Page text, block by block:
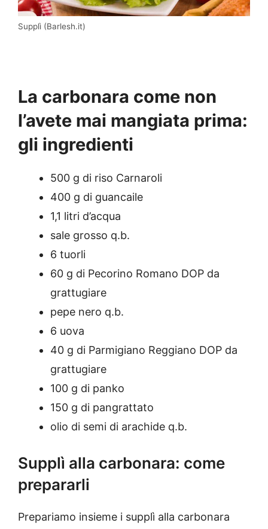
Supplì (Barlesh.it)
La carbonara come non
l’avete mai mangiata prima:
gli ingredienti
500 g di riso Carnaroli
400 g di guancaile
1,1 litri d’acqua
sale grosso q.b.
6 tuorli
60 g di Pecorino Romano DOP da
grattugiare
pepe nero q.b.
6 uova
40 g di Parmigiano Reggiano DOP da
grattugiare
100 g di panko
150 g di pangrattato
olio di semi di arachide q.b.
Supplì alla carbonara: come
prepararli
Prepariamo insieme i supplì alla carbonara